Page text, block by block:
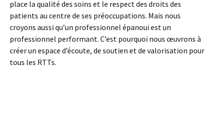
place la qualité des soins et le respect des droits des
patients au centre de ses préoccupations. Mais nous
croyons aussi qu’un professionnel épanoui est un
professionnel performant. C’est pourquoi nous œuvrons à
créer un espace d’écoute, de soutien et de valorisation pour
tous les RTTs.